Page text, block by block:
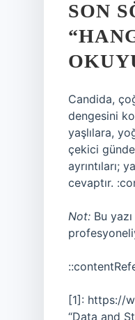
SON
Candida,
dengesini
yaşlılara,
çekici
ayrıntıları;
cevaptır.
Not: Bu
[1]: https://
“Data and